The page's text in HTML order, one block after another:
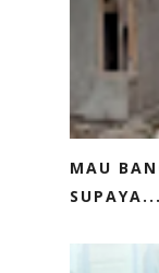
MAU
SUPAYA...